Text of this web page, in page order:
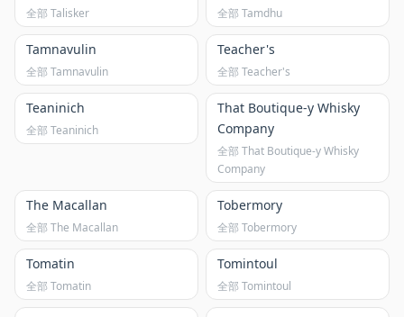
全部 Talisker 全部 Tamdhu
Tamnavulin
全部 Tamnavulin
Teacher's
全部 Teacher's
Teaninich
全部 Teaninich
That Boutique-y Whisky
Company
全部 That Boutique-y Whisky
Company
The Macallan
全部 The Macallan
Tobermory
全部 Tobermory
Tomatin
全部 Tomatin
Tomintoul
全部 Tomintoul